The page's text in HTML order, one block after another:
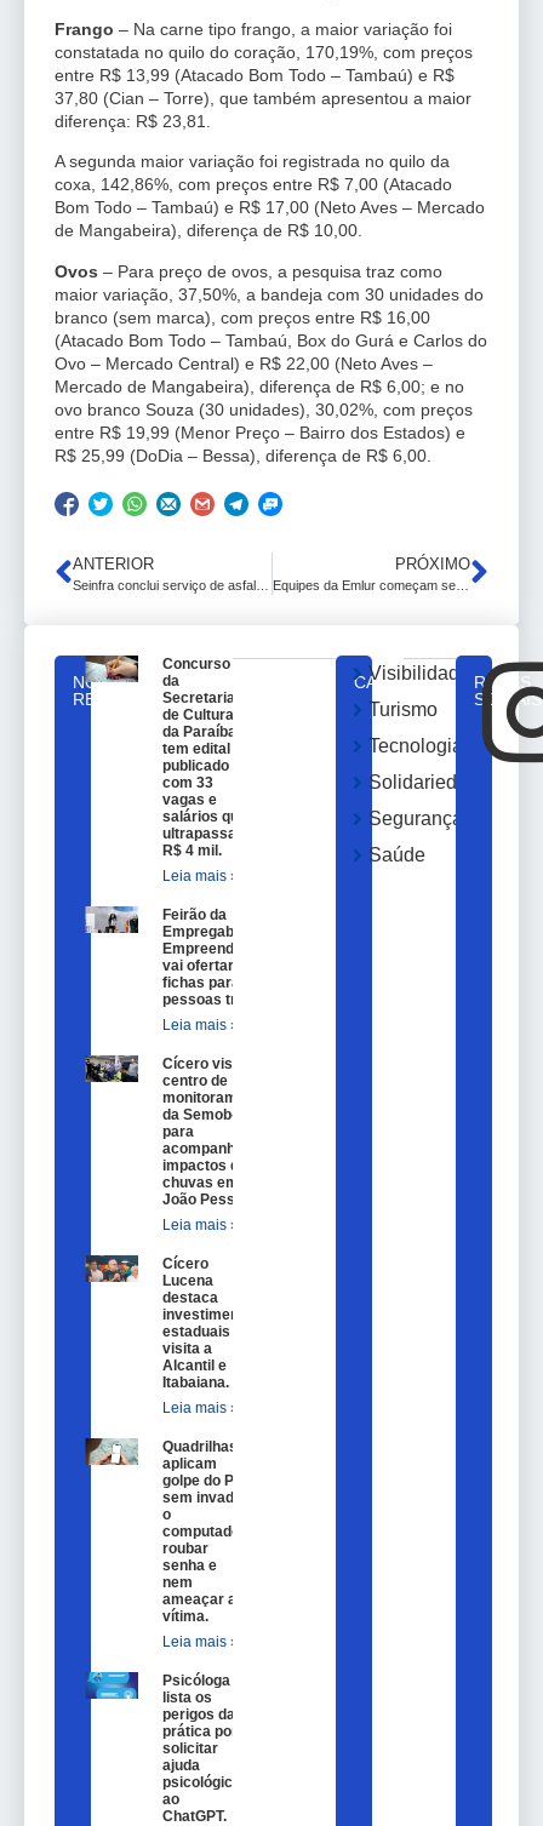
Frango – Na carne tipo frango, a maior variação foi
constatada no quilo do coração, 170,19%, com preços
entre R$ 13,99 (Atacado Bom Todo – Tambaú) e R$
37,80 (Cian – Torre), que também apresentou a maior
diferença: R$ 23,81.
A segunda maior variação foi registrada no quilo da
coxa, 142,86%, com preços entre R$ 7,00 (Atacado
Bom Todo – Tambaú) e R$ 17,00 (Neto Aves – Mercado
de Mangabeira), diferença de R$ 10,00.
Ovos – Para preço de ovos, a pesquisa traz como
maior variação, 37,50%, a bandeja com 30 unidades do
branco (sem marca), com preços entre R$ 16,00
(Atacado Bom Todo – Tambaú, Box do Gurá e Carlos do
Ovo – Mercado Central) e R$ 22,00 (Neto Aves –
Mercado de Mangabeira), diferença de R$ 6,00; e no
ovo branco Souza (30 unidades), 30,02%, com preços
entre R$ 19,99 (Menor Preço – Bairro dos Estados) e
R$ 25,99 (DoDia – Bessa), diferença de R$ 6,00.
ANTERIOR PRÓXIMO
Equipes da Emlur começam serviços de limpeza na orla nas primeiras horas do dia
NOTICIAS
RELACIONADAS
Concurso
da
Secretaria
de Cultura
da Paraíba
tem edital
publicado
com 33
vagas e
salários que
ultrapassam
R$ 4 mil.
Leia mais »
Feirão da
Empregabilidade e
Empreendedorismo
vai ofertar 100
fichas para
pessoas trans.
Leia mais »
Cícero visita
centro de
monitoramento
da Semob-JP
para
acompanhar
impactos das
chuvas em
João Pessoa.
Leia mais »
Cícero
Lucena
destaca
investimentos
estaduais em
visita a
Alcantil e
Itabaiana.
Leia mais »
Quadrilhas
aplicam
golpe do Pix
sem invadir
o
computador,
roubar
senha e
nem
ameaçar a
vítima.
Leia mais »
Psicóloga
lista os
perigos da
prática por
solicitar
ajuda
psicológica
ao
ChatGPT.
CATEGORIAS
Visibilidade
Turismo
Tecnologia
Solidariedade
Segurança
Saúde
REDES
SOCIAIS